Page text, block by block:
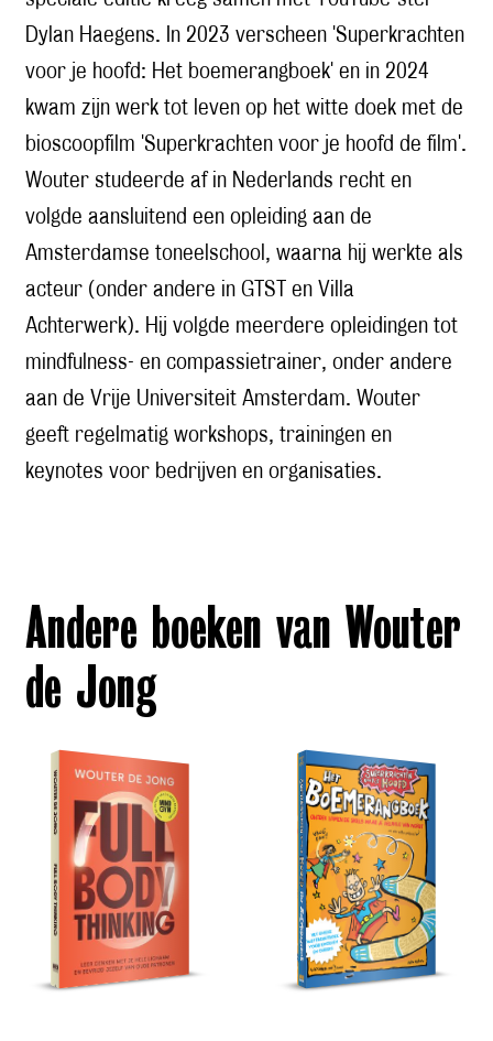
Dylan Haegens. In 2023 verscheen 'Superkrachten
voor je hoofd: Het boemerangboek' en in 2024
kwam zijn werk tot leven op het witte doek met de
bioscoopfilm 'Superkrachten voor je hoofd de film'.
Wouter studeerde af in Nederlands recht en
volgde aansluitend een opleiding aan de
Amsterdamse toneelschool, waarna hij werkte als
acteur (onder andere in GTST en Villa
Achterwerk). Hij volgde meerdere opleidingen tot
mindfulness- en compassietrainer, onder andere
aan de Vrije Universiteit Amsterdam. Wouter
geeft regelmatig workshops, trainingen en
keynotes voor bedrijven en organisaties.
Andere boeken van Wouter
de Jong